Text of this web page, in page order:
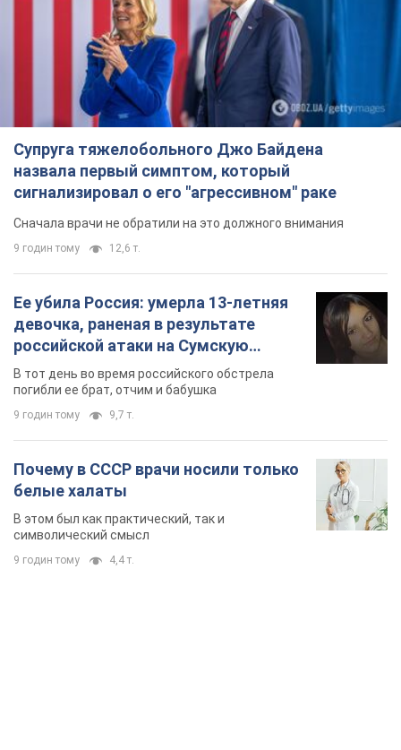
Супруга тяжелобольного Джо Байдена
назвала первый симптом, который
сигнализировал о его "агрессивном" раке
Сначала врачи не обратили на это должного внимания
9 годин тому 12,6 т.
Ее убила Россия: умерла 13-летняя
девочка, раненая в результате
российской атаки на Сумскую
область. Фото
В тот день во время российского обстрела
погибли ее брат, отчим и бабушка
9 годин тому 9,7 т.
Почему в СССР врачи носили только
белые халаты
В этом был как практический, так и
символический смысл
9 годин тому 4,4 т.